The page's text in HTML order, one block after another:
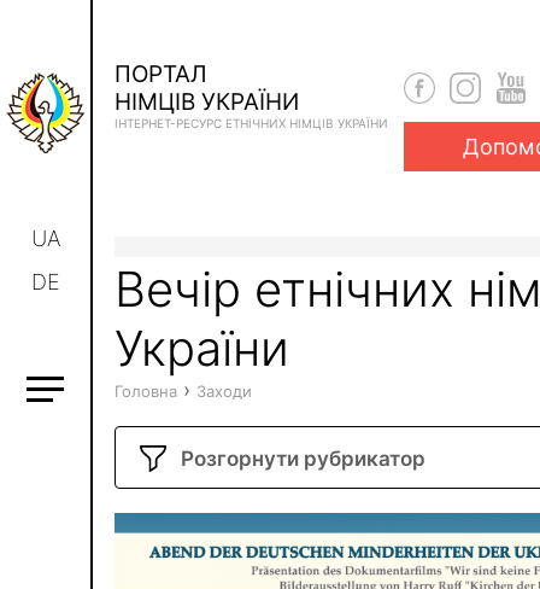
UA
DE
ПОРТАЛ
НІМЦІВ УКРАЇНИ
ІНТЕРНЕТ-РЕСУРС ЕТНІЧНИХ НІМЦІВ УКРАЇНИ
Вечір етнічних
України
Головна › Заходи
Розгорнути рубрикатор